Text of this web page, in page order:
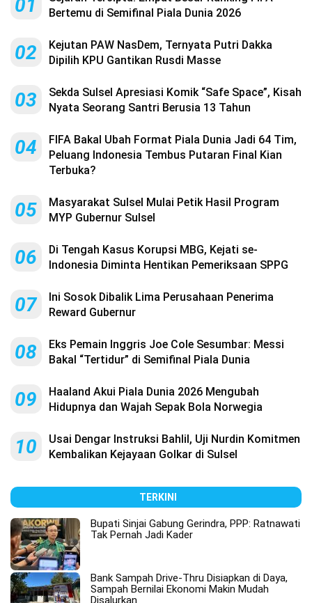
01
Bertemu di Semifinal Piala Dunia 2026
02
Kejutan PAW NasDem, Ternyata Putri Dakka
Dipilih KPU Gantikan Rusdi Masse
03
Sekda Sulsel Apresiasi Komik “Safe Space”, Kisah
Nyata Seorang Santri Berusia 13 Tahun
04
FIFA Bakal Ubah Format Piala Dunia Jadi 64 Tim,
Peluang Indonesia Tembus Putaran Final Kian
Terbuka?
05
Masyarakat Sulsel Mulai Petik Hasil Program
MYP Gubernur Sulsel
06
Di Tengah Kasus Korupsi MBG, Kejati se-
Indonesia Diminta Hentikan Pemeriksaan SPPG
07
Ini Sosok Dibalik Lima Perusahaan Penerima
Reward Gubernur
08
Eks Pemain Inggris Joe Cole Sesumbar: Messi
Bakal “Tertidur” di Semifinal Piala Dunia
09
Haaland Akui Piala Dunia 2026 Mengubah
Hidupnya dan Wajah Sepak Bola Norwegia
10
Usai Dengar Instruksi Bahlil, Uji Nurdin Komitmen
Kembalikan Kejayaan Golkar di Sulsel
TERKINI
Bupati Sinjai Gabung Gerindra, PPP: Ratnawati
Tak Pernah Jadi Kader
Bank Sampah Drive-Thru Disiapkan di Daya,
Sampah Bernilai Ekonomi Makin Mudah
Disalurkan